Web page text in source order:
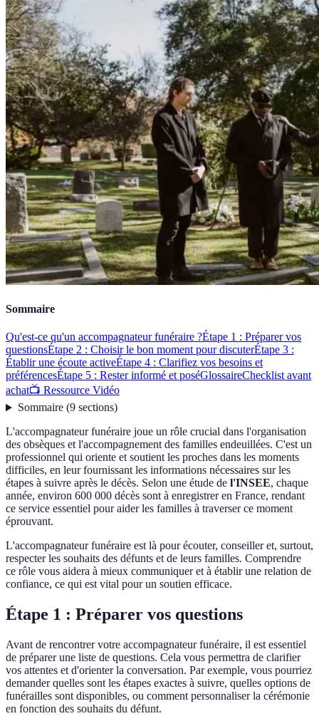
Sommaire
Qu'est-ce qu'un accompagnateur funéraire ?Étape 1 : Préparer vos
questionsÉtape 2 : Choisir le bon moment pour discuterÉtape 3 :
Établir une écoute activeÉtape 4 : Clarifiez vos besoins et
préférencesÉtape 5 : Rester informé et poséGlossaireChecklist avant
achat📺 Ressource Vidéo
Sommaire(9 sections)
L'accompagnateur funéraire joue un rôle crucial dans l'organisation
des obsèques et l'accompagnement des familles endeuillées. C'est un
professionnel qui oriente et soutient les proches dans les moments
difficiles, en leur fournissant les informations nécessaires sur les
étapes à suivre après le décès. Selon une étude de l'INSEE, chaque
année, environ 600 000 décès sont à enregistrer en France, rendant
ce service essentiel pour aider les familles à traverser ce moment
éprouvant.
L'accompagnateur funéraire est là pour écouter, conseiller et, surtout,
respecter les souhaits des défunts et de leurs familles. Comprendre
ce rôle vous aidera à mieux communiquer et à établir une relation de
confiance, ce qui est vital pour un soutien efficace.
Étape 1 : Préparer vos questions
Avant de rencontrer votre accompagnateur funéraire, il est essentiel
de préparer une liste de questions. Cela vous permettra de clarifier
vos attentes et d'orienter la conversation. Par exemple, vous pourriez
demander quelles sont les étapes exactes à suivre, quelles options de
funérailles sont disponibles, ou comment personnaliser la cérémonie
en fonction des souhaits du défunt.